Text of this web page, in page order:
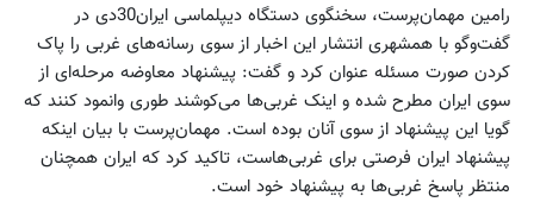
رامین مهمان‌پرست، سخنگوی دستگاه دیپلماسی ایران30دی در
گفت‌وگو با همشهری انتشار این اخبار از سوی رسانه‌های غربی را پاک
کردن صورت مسئله عنوان کرد و گفت: پیشنهاد معاوضه مرحله‌ای از
سوی ایران مطرح شده و اینک غربی‌ها می‌کوشند طوری وانمود کنند که
گویا این پیشنهاد از سوی آنان بوده است. مهمان‌پرست با بیان اینکه
پیشنهاد ایران فرصتی برای غربی‌هاست، تاکید کرد که ایران همچنان
منتظر پاسخ غربی‌ها به پیشنهاد خود است.